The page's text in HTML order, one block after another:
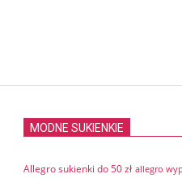
MODNE SUKIENKIE
Allegro sukienki do 50 zł allegro